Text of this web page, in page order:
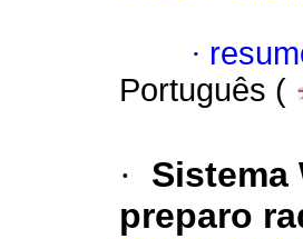
·
Português (
· Sistema
preparo